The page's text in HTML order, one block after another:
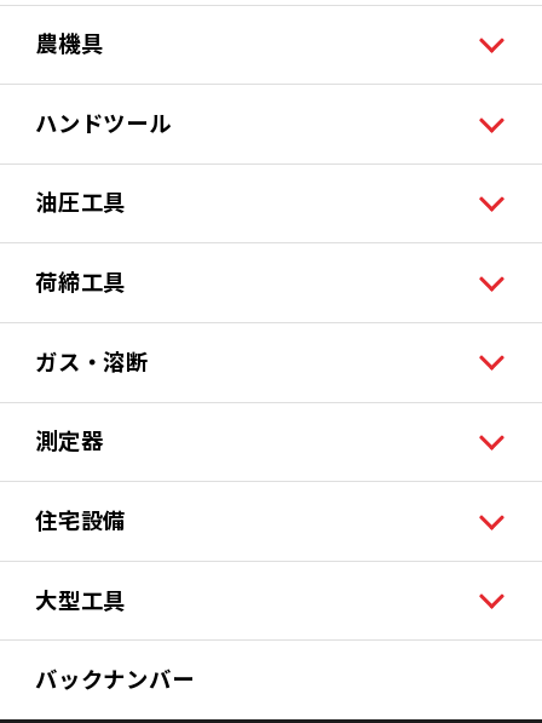
農機具
ハンドツール
油圧工具
荷締工具
ガス・溶断
測定器
住宅設備
大型工具
バックナンバー